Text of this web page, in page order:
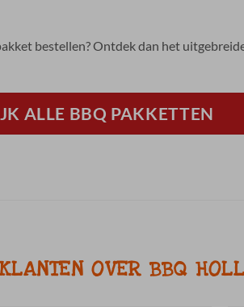
bestellen? Ontdek dan het
ALLE BBQ PAKKETTEN
OVER BBQ